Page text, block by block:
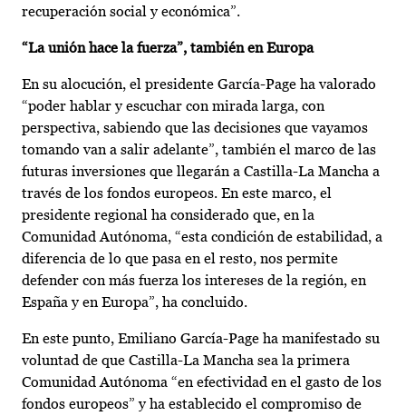
recuperación social y económica”.
“La unión hace la fuerza”, también en Europa
En su alocución, el presidente García-Page ha valorado
“poder hablar y escuchar con mirada larga, con
perspectiva, sabiendo que las decisiones que vayamos
tomando van a salir adelante”, también el marco de las
futuras inversiones que llegarán a Castilla-La Mancha a
través de los fondos europeos. En este marco, el
presidente regional ha considerado que, en la
Comunidad Autónoma, “esta condición de estabilidad, a
diferencia de lo que pasa en el resto, nos permite
defender con más fuerza los intereses de la región, en
España y en Europa”, ha concluido.
En este punto, Emiliano García-Page ha manifestado su
voluntad de que Castilla-La Mancha sea la primera
Comunidad Autónoma “en efectividad en el gasto de los
fondos europeos” y ha establecido el compromiso de